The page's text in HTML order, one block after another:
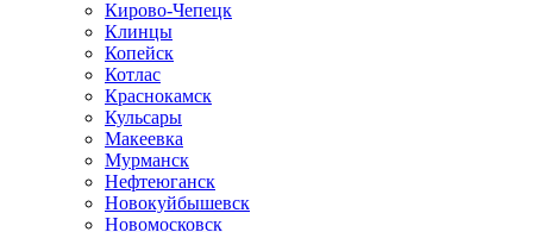
Кирово-Чепецк
Клинцы
Копейск
Котлас
Краснокамск
Кульсары
Макеевка
Мурманск
Нефтеюганск
Новокуйбышевск
Новомосковск